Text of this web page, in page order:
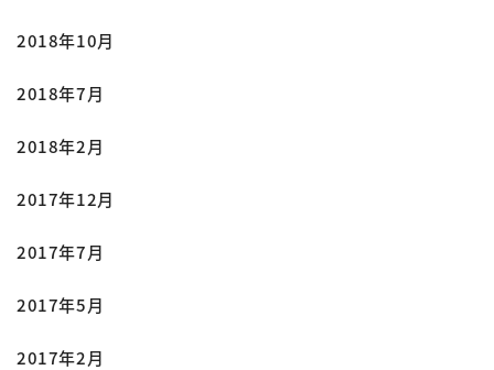
2018年10月
2018年7月
2018年2月
2017年12月
2017年7月
2017年5月
2017年2月